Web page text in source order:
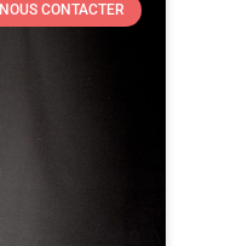
NOUS CONTACTER